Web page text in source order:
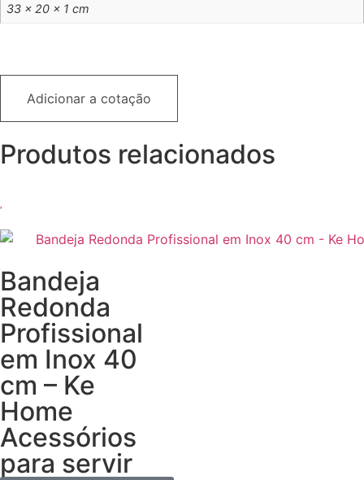
33 × 20 × 1 cm
Adicionar a cotação
Produtos relacionados
Bandeja
Redonda
Profissional
em Inox 40
cm – Ke
Home
Acessórios
para servir